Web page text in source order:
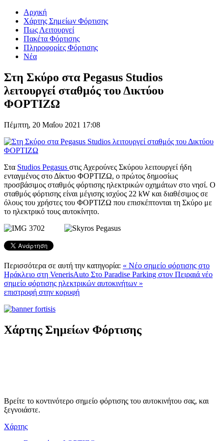
Αρχική
Χάρτης Σημείων Φόρτισης
Πως Λειτουργεί
Πακέτα Φόρτισης
Πληροφορίες Φόρτισης
Νέα
Στη Σκύρο στα Pegasus Studios
λειτουργεί σταθμός του Δικτύου
ΦΟΡΤΙΖΩ
Πέμπτη, 20 Μαΐου 2021 17:08
Στα Studios Pegasus στις Αχερούνες Σκύρου λειτουργεί ήδη
ενταγμένος στο Δίκτυο ΦΟΡΤΙΖΩ, ο πρώτος δημοσίως
προσβάσιμος σταθμός φόρτισης ηλεκτρικών οχημάτων στο νησί. Ο
σταθμός φόρτισης είναι μέγισης ισχύος 22 kW και διαθέσιμος σε
όλους του χρήστες του ΦΟΡΤΙΖΩ που επισκέπτονται τη Σκύρο με
το ηλεκτρικό τους αυτοκίνητο.
Περισσότερα σε αυτή την κατηγορία: « Νέο σημείο φόρτισης στο
Ηράκλειο στη VenerisAuto Στο Paradise Parking στον Πειραιά νέο
σημείο φόρτισης ηλεκτρικών αυτοκινήτων »
επιστροφή στην κορυφή
Χάρτης Σημείων Φόρτισης
Βρείτε το κοντινότερο σημείο φόρτισης του αυτοκινήτου σας, και
ξεγνοιάστε.
Χάρτης